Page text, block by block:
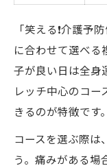
「笑える❗️介護
に合わせて選べる
子が良い日は全身
レッチ中心のコー
きるのが特徴です。
コースを選ぶ際は
う。痛みがある場